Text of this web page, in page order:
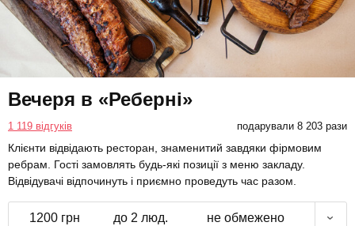
Вечеря в «Реберні»
1 119 відгуків подарували 8 203 рази
Клієнти відвідають ресторан, знаменитий завдяки фірмовим
ребрам. Гості замовлять будь-які позиції з меню закладу.
Відвідувачі відпочинуть і приємно проведуть час разом.
1200 грн до 2 люд. не обмежено